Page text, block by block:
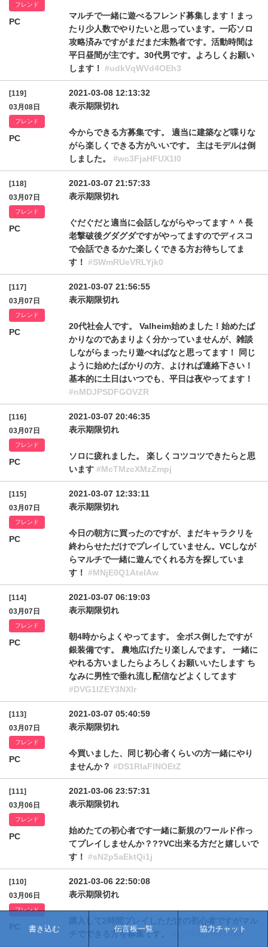
フレンド
PC
マルチで一緒に遊べるフレンド募集します！まっ
たり少人数でやりたいと思っています。一応ソロ
攻略済みですがまだまだ未熟者です。活動時間は
平日昼間が主です。30代男です。よろしくお願い
します！ #udkVqWVd4OEh3
[119]
03月08日
フレンド
PC
2021-03-08 12:13:32
表示期限切れ
今からできる方募集です。 適当に建築など喋りな
がら楽しくできる方がいいです。 主はモデルは倒
しました。 #wc3FjaHFUX1I0
[118]
03月07日
フレンド
PC
2021-03-07 21:57:33
表示期限切れ
ぐだぐだと適当に会話しながらやってます＾＾長
老撃破後グダグダですがやってますのでディスコ
で会話できるかた楽しくできる方お待ちしてま
す！ #SWmRUeVRLYjk0
[117]
03月07日
フレンド
PC
2021-03-07 21:56:55
表示期限切れ
20代社会人です。 Valheim始めました！始めたば
かりなのであまりよく分かっていませんが、雑談
しながらまったり遊べればなと思ってます！ 同じ
ように始めたばかりの方、よければ連絡下さい！
基本的に土日はいつでも、平日は夜やってます！
#nMDJPSDFGOVZR
[116]
03月07日
フレンド
PC
2021-03-07 20:46:35
表示期限切れ
ソロに疲れました。 楽しくコツコツできたらと思
います #McTMzcXMzZmpj
[115]
03月07日
フレンド
PC
2021-03-07 12:33:11
表示期限切れ
今日の朝方に買ったのですが、まだキャラクリを
終わらせただけでプレイしていません。VCしなが
らマルチで一緒に遊んでくれる方を探していま
す！ #MNjE0Q1AtelAw
[114]
03月07日
フレンド
PC
2021-03-07 06:19:03
表示期限切れ
朝4時からよくやってます。 全ボス倒したですが
銀装備です。 農地広げたり楽しんでます。 一緒に
やれる方いましたらよろしくお願いいたします ち
なみに男性で垂れ流し配信などよくしてます
#DVG1IZEY3NXlr
[113]
03月07日
フレンド
PC
2021-03-07 05:40:59
表示期限切れ
今買いました、同じ初心者くらいの方一緒にやり
ませんか？ #DS1RIaFlNOEtZ
[111]
03月06日
フレンド
PC
2021-03-06 23:57:31
表示期限切れ
始めたての初心者です一緒に新規のワールド作っ
てプレイしませんか？??VC出来る方だと嬉しいで
す！ #sN2p5aEktQi1j
[110]
03月06日
フレンド
2021-03-06 22:50:08
表示期限切れ
チでできる方を募集です。
#zYU0xQ3h2OGtF
書き込む 伝言板一覧 協力チャット